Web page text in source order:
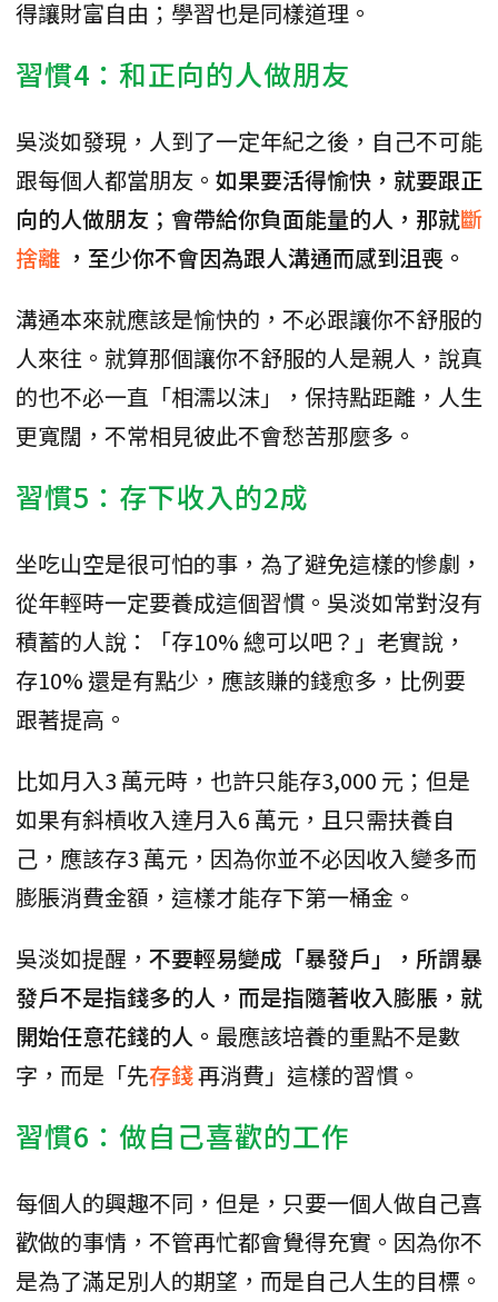
得讓財富自由；學習也是同樣道理。
習慣4：和正向的人做朋友
吳淡如發現，人到了一定年紀之後，自己不可能
跟每個人都當朋友。 如果要活得愉快，就要跟正
向的人做朋友；會帶給你負面能量的人，那就斷
捨離 ，至少你不會因為跟人溝通而感到沮喪。
溝通本來就應該是愉快的，不必跟讓你不舒服的
人來往。就算那個讓你不舒服的人是親人，說真
的也不必一直「相濡以沫」，保持點距離，人生
更寬闊，不常相見彼此不會愁苦那麼多。
習慣5：存下收入的2成
坐吃山空是很可怕的事，為了避免這樣的慘劇，
從年輕時一定要養成這個習慣。吳淡如常對沒有
積蓄的人說：「存10% 總可以吧？」老實說，
存10% 還是有點少，應該賺的錢愈多，比例要
跟著提高。
比如月入3 萬元時，也許只能存3,000 元；但是
如果有斜槓收入達月入6 萬元，且只需扶養自
己，應該存3 萬元，因為你並不必因收入變多而
膨脹消費金額，這樣才能存下第一桶金。
吳淡如提醒， 不要輕易變成「暴發戶」，所謂暴
發戶不是指錢多的人，而是指隨著收入膨脹，就
開始任意花錢的人。 最應該培養的重點不是數
字，而是「先存錢再消費」這樣的習慣。
習慣6：做自己喜歡的工作
每個人的興趣不同，但是，只要一個人做自己喜
歡做的事情，不管再忙都會覺得充實。因為你不
是為了滿足別人的期望，而是自己人生的目標。